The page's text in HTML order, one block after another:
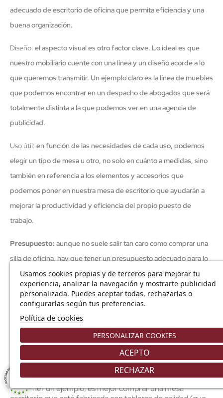
adecuado de escritorio de oficina que permita eficiencia y una
buena organización.
Diseño: el aspecto visual es otro factor clave. Lo ideal es que
nuestro mobiliario cuente con una línea y un diseño acorde a lo
que queremos transmitir. Un ejemplo claro es la línea de muebles
que podemos encontrar en un despacho de abogados que será
totalmente distinta a la que podemos ver en una agencia de
publicidad.
Uso útil: en función de las necesidades de cada uso, podemos
elegir un tipo de mesa u otro, no solo en cuánto a medidas, sino
también en referencia a los elementos y accesorios que
podemos poner en nuestra mesa de escritorio que ayudarán a
mejorar la productividad y eficiencia del propio puesto de
trabajo.
Presupuesto: aunque no suele salir tan caro como comprar una
silla de oficina, hay que tener un presupuesto adecuado para lo
que necesitamos. Dependiendo de lo que queramos gastar,
podremos comprar un escritorio de oficina de un estilo u otro.
Todos estos aspectos hay que tenerlos en cuenta a la hora
de elegir un escritorio de oficina, pero también hay que
considerar importantes otros como, la calidad de los
materiales, ya que los buenos escritorios oficina tendrán
una vida útil mayor y nos saldrán más rentables a la larga. Es
decir, hay veces que es mejor gastar un poco más, si
realmente el producto es mejor y nos va a salir rentable con
el paso de los años.
Por poner un ejemplo, es mejor comprar una mesa
Usamos cookies propias y de terceros para mejorar tu
experiencia, analizar la navegación y mostrarte publicidad
personalizada. Puedes aceptar todas, rechazarlas o
configurarlas según tus preferencias.
Política de cookies
PERSONALIZAR COOKIES
RECHAZAR
ACEPTO
8.9/10